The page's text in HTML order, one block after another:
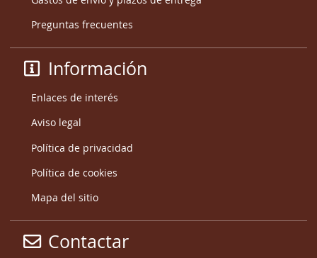
Preguntas frecuentes
Información
Enlaces de interés
Aviso legal
Política de privacidad
Política de cookies
Mapa del sitio
Contactar